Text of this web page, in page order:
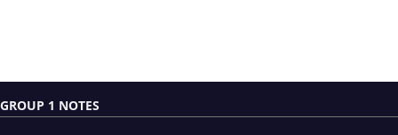
GROUP 1 NOTES